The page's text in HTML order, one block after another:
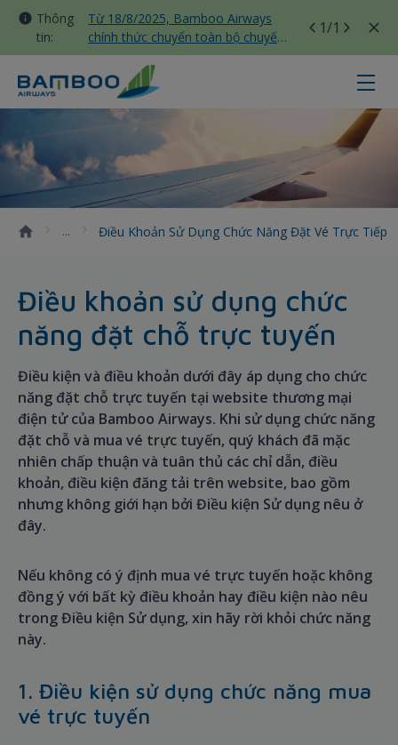
Thông
tin:
Từ 18/8/2025, Bamboo Airways
chính thức chuyển toàn bộ chuyến
bay nội địa sang nhà ga T3 Tân
Sơn Nhất
1/1
Điều khoản sử dụng chức năng
Điều Khoản Sử Dụng Chức Năng Đặt Vé Trực Tiếp
Điều khoản sử dụng chức
năng đặt chỗ trực tuyến
Điều kiện và điều khoản dưới đây áp dụng cho chức
năng đặt chỗ trực tuyến tại website thương mại
điện tử của Bamboo Airways. Khi sử dụng chức năng
đặt chỗ và mua vé trực tuyến, quý khách đã mặc
nhiên chấp thuận và tuân thủ các chỉ dẫn, điều
khoản, điều kiện đăng tải trên website, bao gồm
nhưng không giới hạn bởi Điều kiện Sử dụng nêu ở
đây.
Nếu không có ý định mua vé trực tuyến hoặc không
đồng ý với bất kỳ điều khoản hay điều kiện nào nêu
trong Điều kiện Sử dụng, xin hãy rời khỏi chức năng
này.
1. Điều kiện sử dụng chức năng mua
vé trực tuyến